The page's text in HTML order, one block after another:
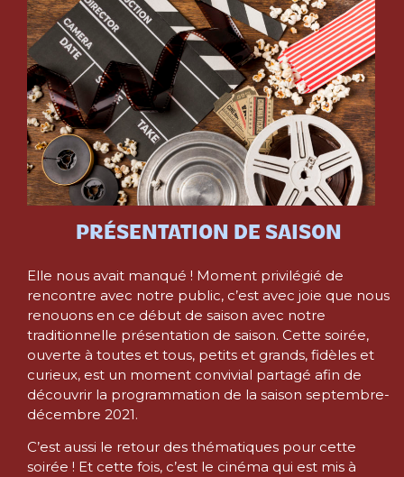
PRÉSENTATION DE SAISON
Elle nous avait manqué ! Moment privilégié de
rencontre avec notre public, c’est avec joie que nous
renouons en ce début de saison avec notre
traditionnelle présentation de saison. Cette soirée,
ouverte à toutes et tous, petits et grands, fidèles et
curieux, est un moment convivial partagé afin de
découvrir la programmation de la saison septembre-
décembre 2021.
C’est aussi le retour des thématiques pour cette
soirée ! Et cette fois, c’est le cinéma qui est mis à